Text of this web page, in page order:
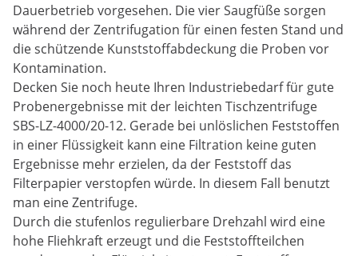
Dauerbetrieb vorgesehen. Die vier Saugfüße sorgen
während der Zentrifugation für einen festen Stand und
die schützende Kunststoffabdeckung die Proben vor
Kontamination.
Decken Sie noch heute Ihren Industriebedarf für gute
Probenergebnisse mit der leichten Tischzentrifuge
SBS-LZ-4000/20-12. Gerade bei unlöslichen Feststoffen
in einer Flüssigkeit kann eine Filtration keine guten
Ergebnisse mehr erzielen, da der Feststoff das
Filterpapier verstopfen würde. In diesem Fall benutzt
man eine Zentrifuge.
Durch die stufenlos regulierbare Drehzahl wird eine
hohe Fliehkraft erzeugt und die Feststoffteilchen